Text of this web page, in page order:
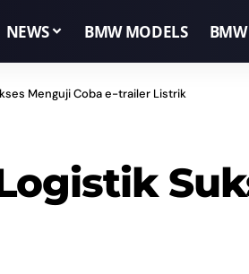
NEWS BMW MODELS
Menguji Coba e-trailer Listrik